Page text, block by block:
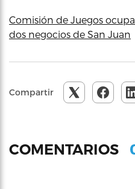
Comisión de Juegos
dos negocios de San Juan
Compartir
COMENTARIOS